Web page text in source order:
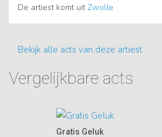
De artiest komt uitZwolle
Bekijk alle acts van deze artiest
Vergelijkbare acts
Gratis Geluk